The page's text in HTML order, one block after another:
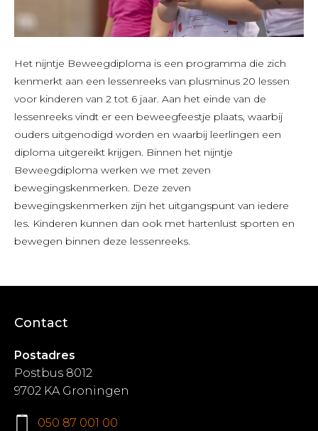
Het nijntje Beweegdiploma is een programma die zich
kenmerkt aan een lessenreeks van plusminus 20 lessen
voor kinderen van 2 tot 6 jaar. Aan het einde van de
lessenreeks vindt er een beweegfeestje plaats, waarbij
ouders uitgenodigd worden en waarbij leerlingen een
diploma uitgereikt krijgen. Binnen het nijntje
Beweegdiploma werken we met zeven
bewegingskenmerken. Deze zeven
bewegingskenmerken zijn het uitgangspunt van iedere
les. Kinderen kunnen dan ook met hartenlust sporten en
bewegen binnen deze lessenreeks.
Contact
Postadres
Postbus 8012
9702 KA Groningen
050 87 001 00